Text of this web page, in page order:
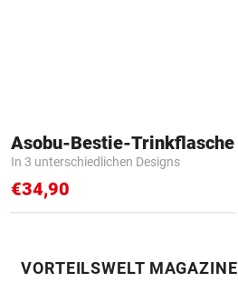
Asobu-Bestie-Trinkflasche
In 3 unterschiedlichen Designs
€34,90
VORTEILSWELT MAGAZINE